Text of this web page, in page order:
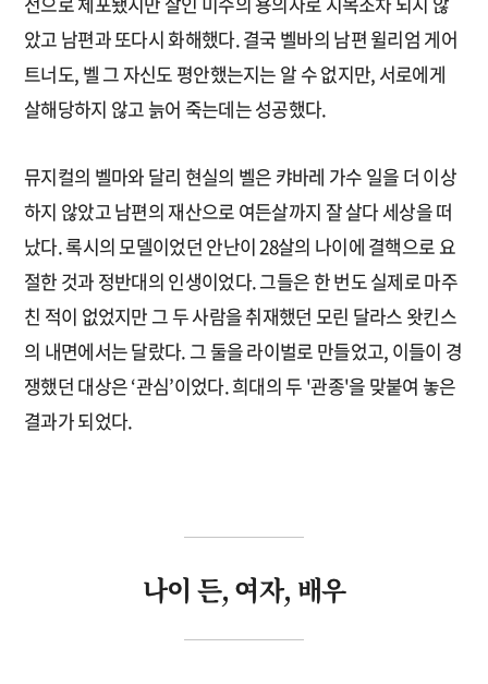
았고 남편과 또다시 화해했다. 결국 벨바의 남편 윌리엄 게어
트너도, 벨 그 자신도 평안했는지는 알 수 없지만, 서로에게
살해당하지 않고 늙어 죽는데는 성공했다.
뮤지컬의 벨마와 달리 현실의 벨은 캬바레 가수 일을 더 이상
하지 않았고 남편의 재산으로 여든살까지 잘 살다 세상을 떠
났다. 록시의 모델이었던 안난이 28살의 나이에 결핵으로 요
절한 것과 정반대의 인생이었다. 그들은 한 번도 실제로 마주
친 적이 없었지만 그 두 사람을 취재했던 모린 달라스 왓킨스
의 내면에서는 달랐다. 그 둘을 라이벌로 만들었고, 이들이 경
쟁했던 대상은 ‘관심’이었다. 희대의 두 '관종'을 맞붙여 놓은
결과가 되었다.
나이 든, 여자, 배우